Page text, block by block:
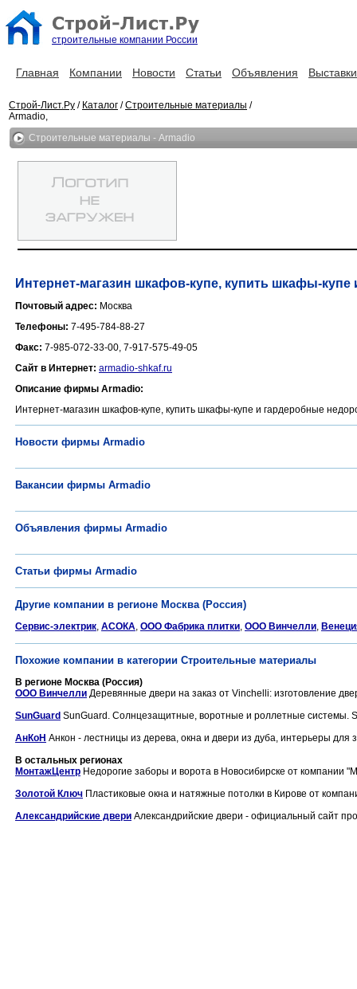
строительные компании России
Главная Компании Новости Статьи Объявления Выставки
Строй-Лист.Ру / Каталог /Строительные материалы /
Armadio,
Строительные материалы - Armadio
Интернет-магазин шкафов-купе, купить шкафы-
Почтовый адрес: Москва
Телефоны: 7-495-784-88-27
Факс: 7-985-072-33-00, 7-917-575-49-05
Сайт в Интернет: armadio-shkaf.ru
Описание фирмы Armadio:
Интернет-магазин шкафов-купе, купить шкафы-купе и гардеробные
Новости фирмы Armadio
Вакансии фирмы Armadio
Объявления фирмы Armadio
Статьи фирмы Armadio
Другие компании в регионе Москва (Россия)
Сервис-электрик, АСОКА, ООО Фабрика плитки, ООО Винчелли,
Похожие компании в категории Строительные материалы
В регионе Москва (Россия)
ООО Винчелли Деревянные двери на заказ от Vinchelli: изготовление
SunGuard SunGuard. Солнцезащитные, воротные и роллетные системы.
АнКоН Анкон - лестницы из дерева, окна и двери из дуба, интерьеры для
В остальных регионах
МонтажЦентр Недорогие заборы и ворота в Новосибирске от компании
Золотой Ключ Пластиковые окна и натяжные потолки в Кирове от
Александрийские двери Александрийские двери - официальный сайт